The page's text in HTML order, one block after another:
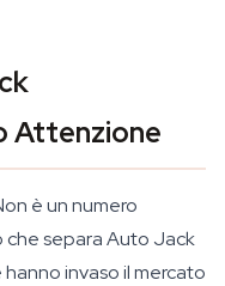
Attenzione
è un numero
separa Auto Jack
invaso il mercato